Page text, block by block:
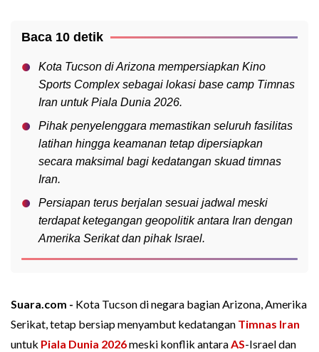
Baca 10 detik
Kota Tucson di Arizona mempersiapkan Kino
Sports Complex sebagai lokasi base camp Timnas
Iran untuk Piala Dunia 2026.
Pihak penyelenggara memastikan seluruh fasilitas
latihan hingga keamanan tetap dipersiapkan
secara maksimal bagi kedatangan skuad timnas
Iran.
Persiapan terus berjalan sesuai jadwal meski
terdapat ketegangan geopolitik antara Iran dengan
Amerika Serikat dan pihak Israel.
Suara.com - Kota Tucson di negara bagian Arizona, Amerika
Serikat, tetap bersiap menyambut kedatangan Timnas Iran
untuk Piala Dunia 2026meski konflik antaraAS-Israel dan